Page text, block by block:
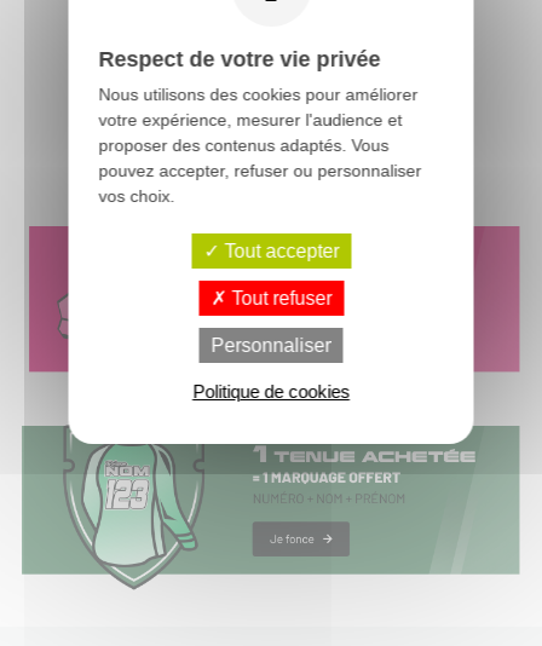
Respect de votre vie privée
Nous utilisons des cookies pour améliorer
votre expérience, mesurer l'audience et
proposer des contenus adaptés. Vous
pouvez accepter, refuser ou personnaliser
vos choix.
Tout accepter
Tout refuser
Personnaliser
Politique de cookies